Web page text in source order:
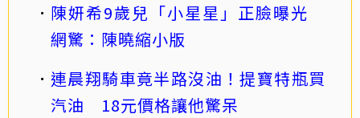
陳妍希9歲兒「小星星」正臉曝光
網驚：陳曉縮小版
連晨翔騎車竟半路沒油！提寶特瓶買
汽油 18元價格讓他驚呆